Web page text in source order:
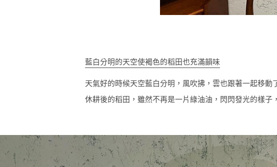
藍白分明的天空使褐色的稻田也充滿韻味
天氣好的時候天空藍白分明，風吹拂，雲也跟著一起移動
休耕後的稻田，雖然不再是一片綠油油，閃閃發光的樣子